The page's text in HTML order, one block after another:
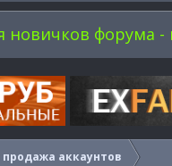
форума
аккаунтов